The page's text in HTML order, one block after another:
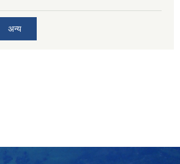
अन्य